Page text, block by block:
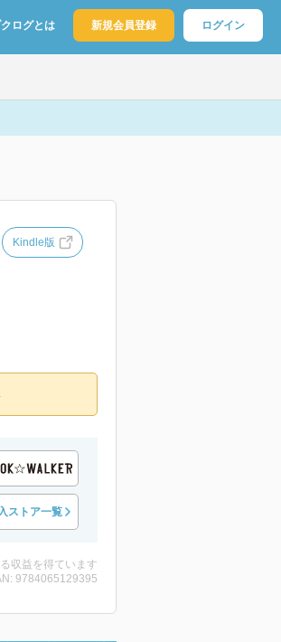
ログとは 新規会員登録 ログイン
Kindle版
ストア一覧
収益を得ています
9784065129395